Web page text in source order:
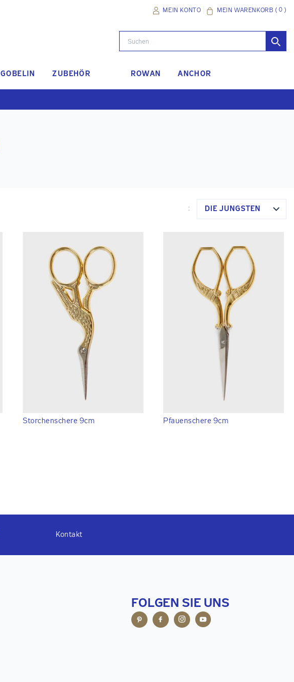
MEIN KONTO MEIN WARENKORB ( 0 )
GOBELIN ZUBEHÖR ROWAN ANCHOR
: DIE JÜNGSTEN
Storchenschere 9cm Pfauenschere 9cm
Kontakt
FOLGEN SIE UNS